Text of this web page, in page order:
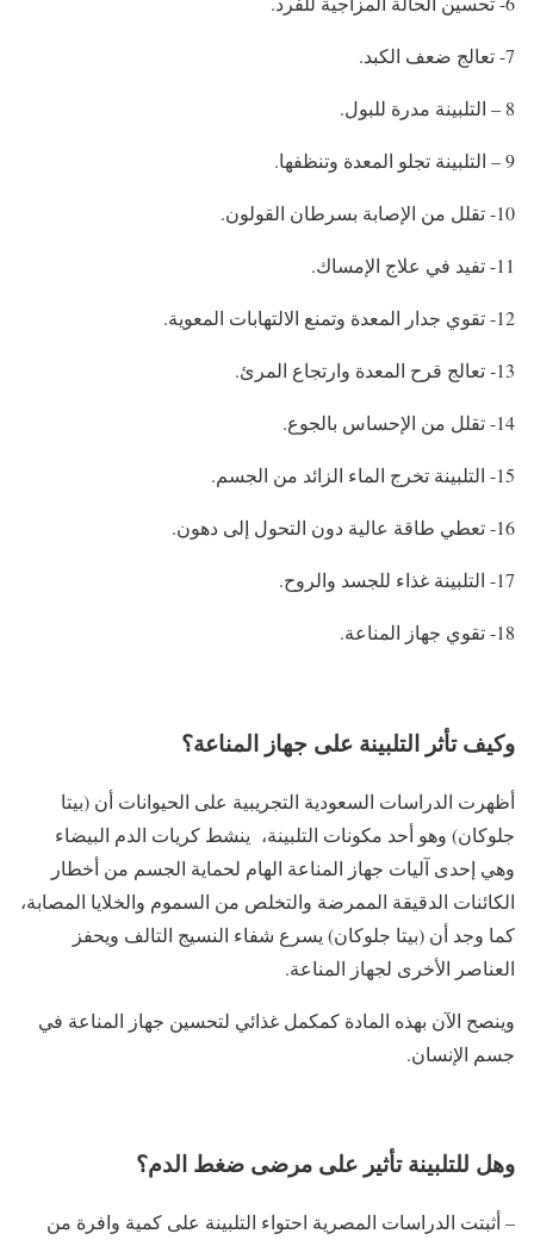
7- تعالج ضعف الكبد.
8 – التلبينة مدرة للبول.
9 – التلبينة تجلو المعدة وتنظفها.
10- تقلل من الإصابة بسرطان القولون.
11- تفيد في علاج الإمساك.
12- تقوي جدار المعدة وتمنع الالتهابات المعوية.
13- تعالج قرح المعدة وارتجاع المرئ.
14- تقلل من الإحساس بالجوع.
15- التلبينة تخرج الماء الزائد من الجسم.
16- تعطي طاقة عالية دون التحول إلى دهون.
17- التلبينة غذاء للجسد والروح.
18- تقوي جهاز المناعة.
وكيف تأثر التلبينة على جهاز المناعة؟
أظهرت الدراسات السعودية التجريبية على الحيوانات أن (بيتا
جلوكان) وهو أحد مكونات التلبينة، ينشط كريات الدم البيضاء
وهي إحدى آليات جهاز المناعة الهام لحماية الجسم من أخطار
الكائنات الدقيقة الممرضة والتخلص من السموم والخلايا المصابة،
كما وجد أن (بيتا جلوكان) يسرع شفاء النسيج التالف ويحفز
العناصر الأخرى لجهاز المناعة.
وينصح الآن بهذه المادة كمكمل غذائي لتحسين جهاز المناعة في
جسم الإنسان.
وهل للتلبينة تأثير على مرضى ضغط الدم؟
– أثبتت الدراسات المصرية احتواء التلبينة على كمية وافرة من